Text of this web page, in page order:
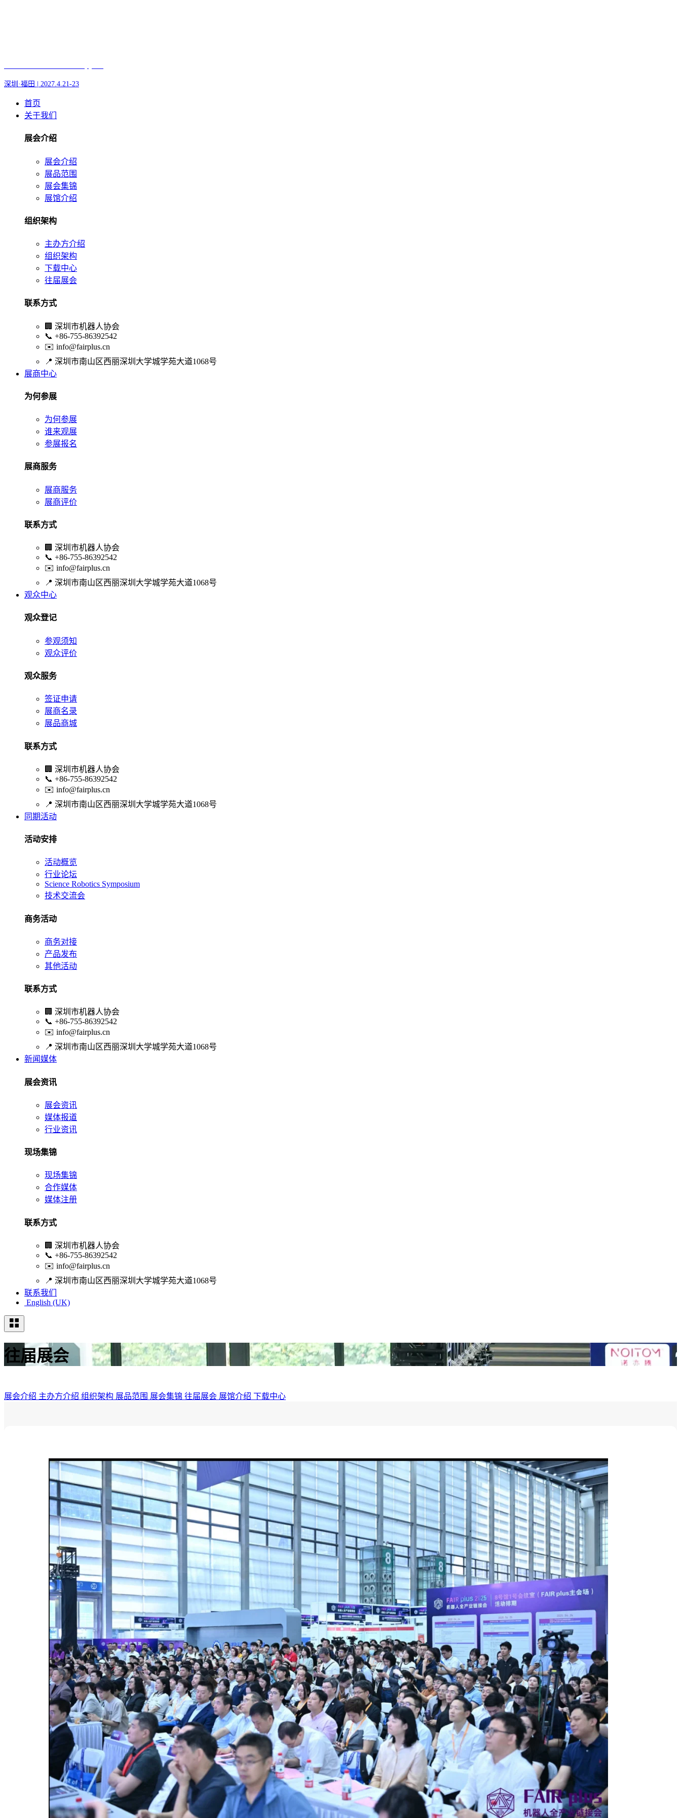
深圳·福田 | 2027.4.21-23
首页
关于我们
展会介绍
展会介绍
展品范围
展会集锦
展馆介绍
组织架构
主办方介绍
组织架构
下载中心
往届展会
联系方式
🏢 深圳市机器人协会
📞 +86-755-86392542
✉️ info@fairplus.cn
📍 深圳市南山区西丽深圳大学城学苑大道1068号
展商中心
为何参展
为何参展
谁来观展
参展报名
展商服务
展商服务
展商评价
联系方式
🏢 深圳市机器人协会
📞 +86-755-86392542
✉️ info@fairplus.cn
📍 深圳市南山区西丽深圳大学城学苑大道1068号
观众中心
观众登记
参观须知
观众评价
观众服务
签证申请
展商名录
展品商城
联系方式
🏢 深圳市机器人协会
📞 +86-755-86392542
✉️ info@fairplus.cn
📍 深圳市南山区西丽深圳大学城学苑大道1068号
同期活动
活动安排
活动概览
行业论坛
Science Robotics Symposium
技术交流会
商务活动
商务对接
产品发布
其他活动
联系方式
🏢 深圳市机器人协会
📞 +86-755-86392542
✉️ info@fairplus.cn
📍 深圳市南山区西丽深圳大学城学苑大道1068号
新闻媒体
展会资讯
展会资讯
媒体报道
行业资讯
现场集锦
现场集锦
合作媒体
媒体注册
联系方式
🏢 深圳市机器人协会
📞 +86-755-86392542
✉️ info@fairplus.cn
📍 深圳市南山区西丽深圳大学城学苑大道1068号
联系我们
English (UK)
往届展会
展会介绍 主办方介绍 组织架构 展品范围 展会集锦 往届展会 展馆介绍 下载中心